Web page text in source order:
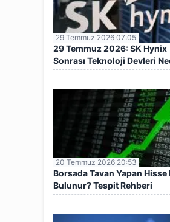
29 Temmuz 2026 07:05
29 Temmuz 2026: SK Hynix
Sonrası Teknoloji Devleri
Geriliyor?
20 Temmuz 2026 20:53
Borsada Tavan Yapan Hisse
Bulunur? Tespit Rehberi